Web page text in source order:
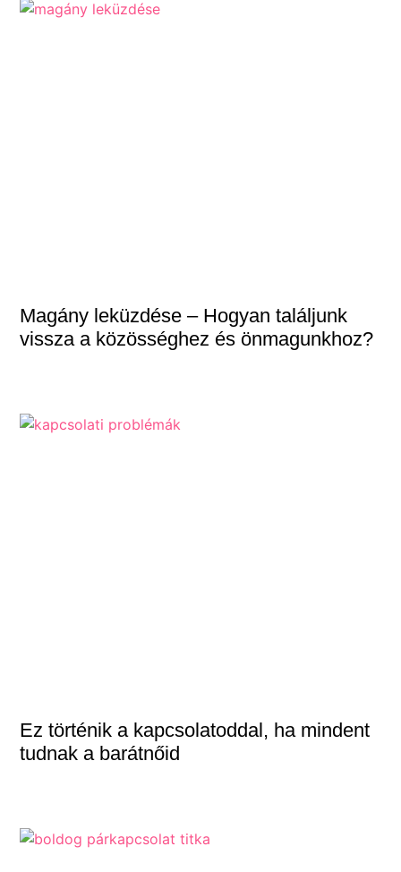
Magány leküzdése – Hogyan találjunk
vissza a közösséghez és önmagunkhoz?
Ez történik a kapcsolatoddal, ha mindent
tudnak a barátnőid